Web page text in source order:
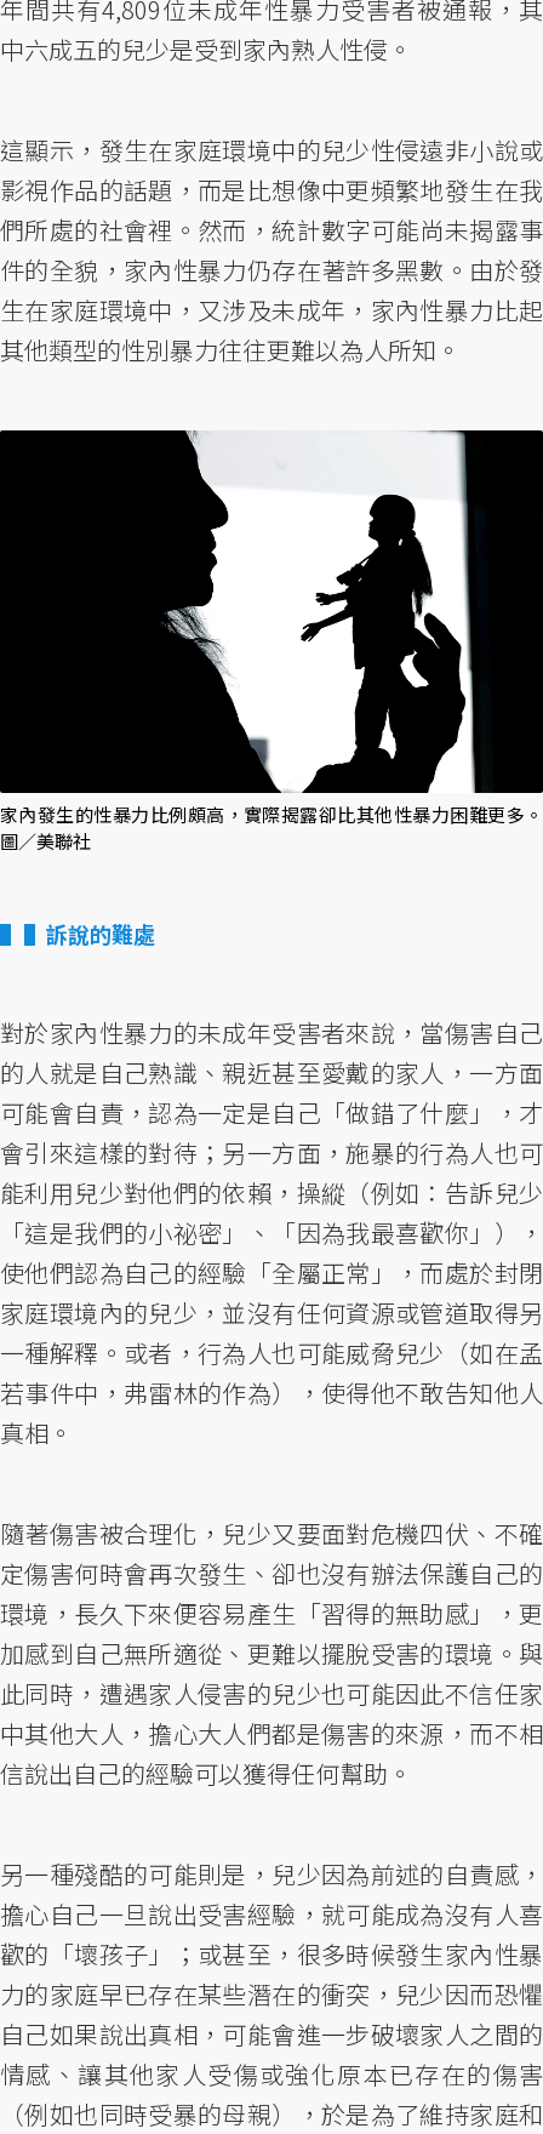
年間共有4,809位未成年性暴力受害者被通報，其
中六成五的兒少是受到家內熟人性侵。
這顯示，發生在家庭環境中的兒少性侵遠非小說或
影視作品的話題，而是比想像中更頻繁地發生在我
們所處的社會裡。然而，統計數字可能尚未揭露事
件的全貌，家內性暴力仍存在著許多黑數。由於發
生在家庭環境中，又涉及未成年，家內性暴力比起
其他類型的性別暴力往往更難以為人所知。
家內發生的性暴力比例頗高，實際揭露卻比其他性暴力困難更多。
圖／美聯社
▌訴說的難處
對於家內性暴力的未成年受害者來說，當傷害自己
的人就是自己熟識、親近甚至愛戴的家人，一方面
可能會自責，認為一定是自己「做錯了什麼」，才
會引來這樣的對待；另一方面，施暴的行為人也可
能利用兒少對他們的依賴，操縱（例如：告訴兒少
「這是我們的小祕密」、「因為我最喜歡你」），
使他們認為自己的經驗「全屬正常」，而處於封閉
家庭環境內的兒少，並沒有任何資源或管道取得另
一種解釋。或者，行為人也可能威脅兒少（如在孟
若事件中，弗雷林的作為），使得他不敢告知他人
真相。
隨著傷害被合理化，兒少又要面對危機四伏、不確
定傷害何時會再次發生、卻也沒有辦法保護自己的
環境，長久下來便容易產生「習得的無助感」，更
加感到自己無所適從、更難以擺脫受害的環境。與
此同時，遭遇家人侵害的兒少也可能因此不信任家
中其他大人，擔心大人們都是傷害的來源，而不相
信說出自己的經驗可以獲得任何幫助。
另一種殘酷的可能則是，兒少因為前述的自責感，
擔心自己一旦說出受害經驗，就可能成為沒有人喜
歡的「壞孩子」；或甚至，很多時候發生家內性暴
力的家庭早已存在某些潛在的衝突，兒少因而恐懼
自己如果說出真相，可能會進一步破壞家人之間的
情感、讓其他家人受傷或強化原本已存在的傷害
（例如也同時受暴的母親），於是為了維持家庭和